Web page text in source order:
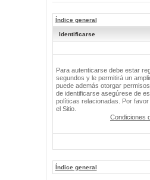
Índice general
Identificarse
Para autenticarse debe estar
segundos y le permitirá un
puede además otorgar
de identificarse asegúrese de
políticas relacionadas. Por
el Sitio.
Condiciones
Índice general